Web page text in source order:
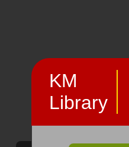
KM
Library